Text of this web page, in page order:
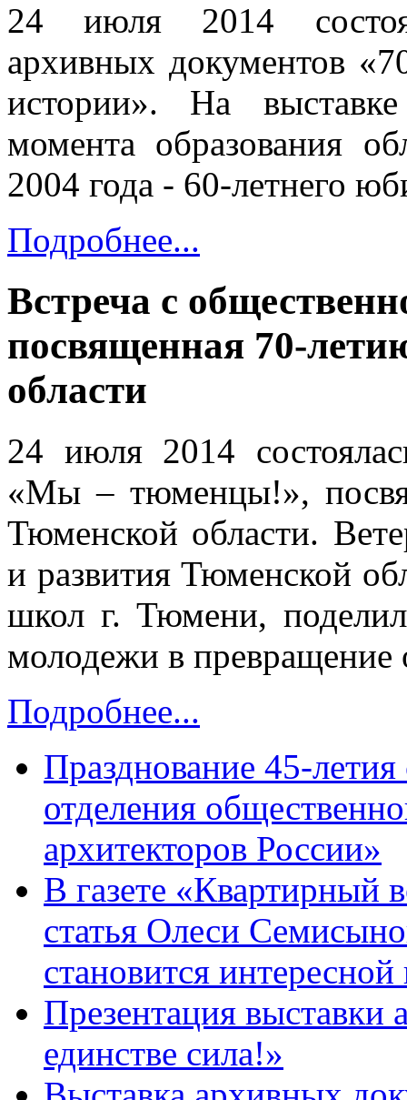
24 июля 2014
архивных документов
истории». На
момента образования
2004 года - 60-летнего
Подробнее...
Встреча с
посвященная 70-
области
24 июля 2014
«Мы – тюменцы!»,
Тюменской области.
и развития Тюменской
школ г. Тюмени,
молодежи в превращение
Подробнее...
Празднование 45-
отделения
архитекторов России»
В газете «Квартирный
статья Олеси
становится
Презентация
единстве сила!»